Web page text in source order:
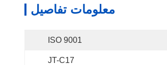
معلومات تفاصيل
ISO 9001
JT-C17